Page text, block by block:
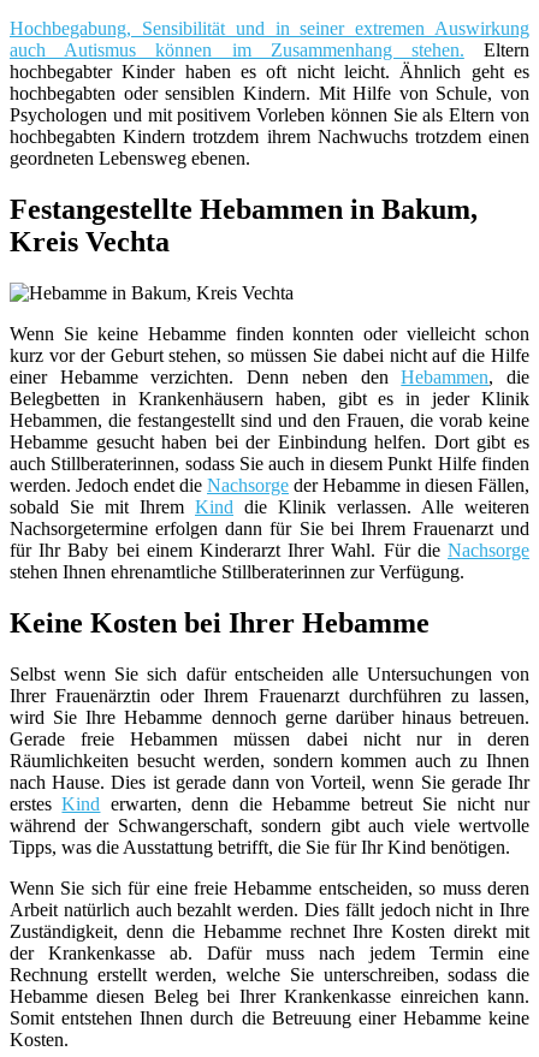
Hochbegabung, Sensibilität und in seiner extremen Auswirkung
auch Autismus können im Zusammenhang stehen. Eltern
hochbegabter Kinder haben es oft nicht leicht. Ähnlich geht es
hochbegabten oder sensiblen Kindern. Mit Hilfe von Schule, von
Psychologen und mit positivem Vorleben können Sie als Eltern von
hochbegabten Kindern trotzdem ihrem Nachwuchs trotzdem einen
geordneten Lebensweg ebenen.
Festangestellte Hebammen in Bakum,
Kreis Vechta
Wenn Sie keine Hebamme finden konnten oder vielleicht schon
kurz vor der Geburt stehen, so müssen Sie dabei nicht auf die Hilfe
einer Hebamme verzichten. Denn neben denHebammen, die
Belegbetten in Krankenhäusern haben, gibt es in jeder Klinik
Hebammen, die festangestellt sind und den Frauen, die vorab keine
Hebamme gesucht haben bei der Einbindung helfen. Dort gibt es
auch Stillberaterinnen, sodass Sie auch in diesem Punkt Hilfe finden
werden. Jedoch endet die Nachsorge der Hebamme in diesen Fällen,
sobald Sie mit Ihrem Kind die Klinik verlassen. Alle weiteren
Nachsorgetermine erfolgen dann für Sie bei Ihrem Frauenarzt und
für Ihr Baby bei einem Kinderarzt Ihrer Wahl. Für die Nachsorge
stehen Ihnen ehrenamtliche Stillberaterinnen zur Verfügung.
Keine Kosten bei Ihrer Hebamme
Selbst wenn Sie sich dafür entscheiden alle Untersuchungen von
Ihrer Frauenärztin oder Ihrem Frauenarzt durchführen zu lassen,
wird Sie Ihre Hebamme dennoch gerne darüber hinaus betreuen.
Gerade freie Hebammen müssen dabei nicht nur in deren
Räumlichkeiten besucht werden, sondern kommen auch zu Ihnen
nach Hause. Dies ist gerade dann von Vorteil, wenn Sie gerade Ihr
erstesKind erwarten, denn die Hebamme betreut Sie nicht nur
während der Schwangerschaft, sondern gibt auch viele wertvolle
Tipps, was die Ausstattung betrifft, die Sie für Ihr Kind benötigen.
Wenn Sie sich für eine freie Hebamme entscheiden, so muss deren
Arbeit natürlich auch bezahlt werden. Dies fällt jedoch nicht in Ihre
Zuständigkeit, denn die Hebamme rechnet Ihre Kosten direkt mit
der Krankenkasse ab. Dafür muss nach jedem Termin eine
Rechnung erstellt werden, welche Sie unterschreiben, sodass die
Hebamme diesen Beleg bei Ihrer Krankenkasse einreichen kann.
Somit entstehen Ihnen durch die Betreuung einer Hebamme keine
Kosten.